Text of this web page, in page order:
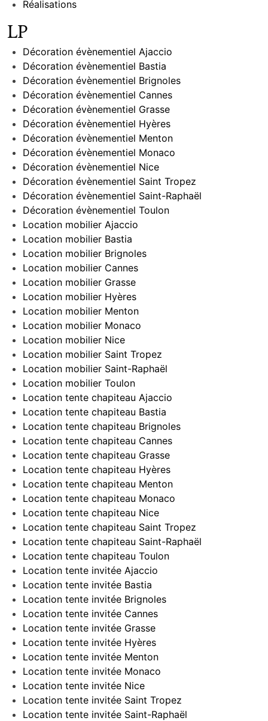
Réalisations
LP
Décoration évènementiel Ajaccio
Décoration évènementiel Bastia
Décoration évènementiel Brignoles
Décoration évènementiel Cannes
Décoration évènementiel Grasse
Décoration évènementiel Hyères
Décoration évènementiel Menton
Décoration évènementiel Monaco
Décoration évènementiel Nice
Décoration évènementiel Saint Tropez
Décoration évènementiel Saint-Raphaël
Décoration évènementiel Toulon
Location mobilier Ajaccio
Location mobilier Bastia
Location mobilier Brignoles
Location mobilier Cannes
Location mobilier Grasse
Location mobilier Hyères
Location mobilier Menton
Location mobilier Monaco
Location mobilier Nice
Location mobilier Saint Tropez
Location mobilier Saint-Raphaël
Location mobilier Toulon
Location tente chapiteau Ajaccio
Location tente chapiteau Bastia
Location tente chapiteau Brignoles
Location tente chapiteau Cannes
Location tente chapiteau Grasse
Location tente chapiteau Hyères
Location tente chapiteau Menton
Location tente chapiteau Monaco
Location tente chapiteau Nice
Location tente chapiteau Saint Tropez
Location tente chapiteau Saint-Raphaël
Location tente chapiteau Toulon
Location tente invitée Ajaccio
Location tente invitée Bastia
Location tente invitée Brignoles
Location tente invitée Cannes
Location tente invitée Grasse
Location tente invitée Hyères
Location tente invitée Menton
Location tente invitée Monaco
Location tente invitée Nice
Location tente invitée Saint Tropez
Location tente invitée Saint-Raphaël